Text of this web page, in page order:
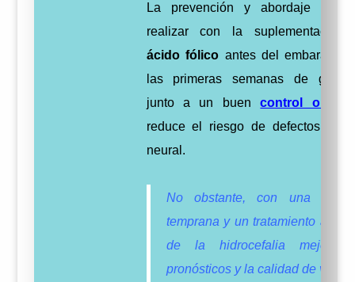
La prevención y abordaje se
realizar con la suplementación
ácido fólico antes del embarazo
las primeras semanas de
junto a un buencontrol
reduce el riesgo de defectos del
neural.
No obstante, con una
temprana y un tratamiento
de la hidrocefalia mejoran
pronósticos y la calidad de vida.